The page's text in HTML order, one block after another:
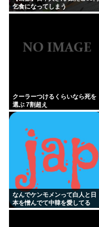
乞食になってしまう
クーラーつけるくらいなら死を
選ぶ 7割超え
なんでケンモメンって白人と日
本を憎んでて中韓を愛してる
の？